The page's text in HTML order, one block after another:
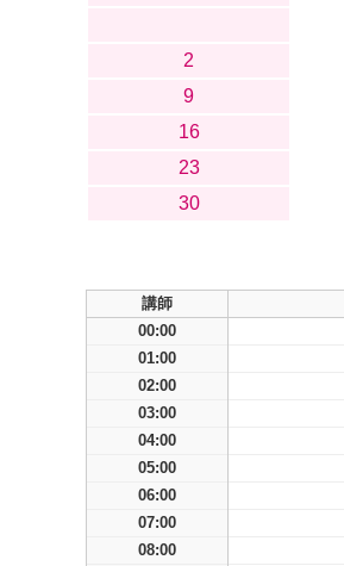
2
9
16
23
30
講師
00:00
01:00
02:00
03:00
04:00
05:00
06:00
07:00
08:00